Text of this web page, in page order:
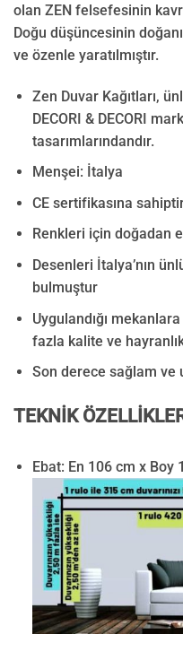
olan ZEN felsefesinin
Doğu düşüncesinin
ve özenle yaratılmıştır.
Zen Duvar Kağıtları,
DECORI & DECORI
tasarımlarındandır.
Menşei: İtalya
CE sertifikasına
Renkleri için doğadan
Desenleri İtalya’nın
bulmuştur
Uygulandığı
fazla kalite ve
Son derece sağlam ve
TEKNİK
Ebat: En 106 cm x Boy